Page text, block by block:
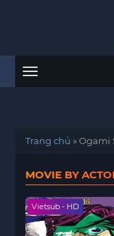
Menu
Trang chủ »Ogami
MOVIE BY
Vietsub - HD